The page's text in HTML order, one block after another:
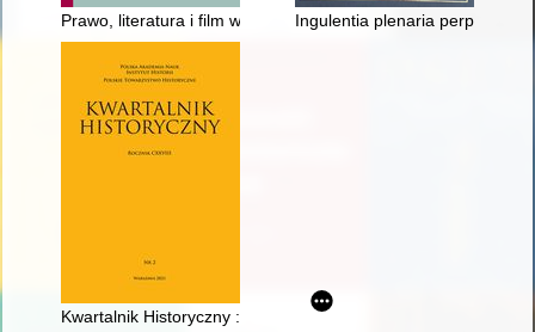
Prawo, literatura i film w Polsce LudowejIngulentia plenaria perpetua
Kwartalnik Historyczny : założony przez Xawerego Liskego w